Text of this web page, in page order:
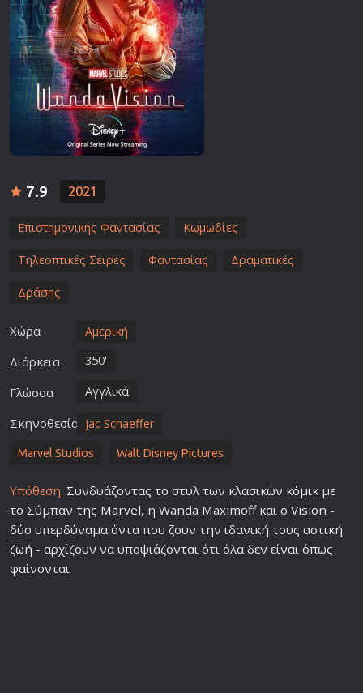
7.9 2021
Επιστημονικής Φαντασίας Κωμωδίες
Τηλεοπτικές Σειρές Φαντασίας Δραματικές
Δράσης
Χώρα Αμερική
Διάρκεια 350'
Γλώσσα Αγγλικά
Σκηνοθεσία Jac Schaeffer
Marvel Studios Walt Disney Pictures
Υπόθεση: Συνδυάζοντας το στυλ των κλασικών κόμικ με
το Σύμπαν της Marvel, η Wanda Maximoff και o Vision -
δύο υπερδύναμα όντα που ζουν την ιδανική τους αστική
ζωή - αρχίζουν να υποψιάζονται ότι όλα δεν είναι όπως
φαίνονται